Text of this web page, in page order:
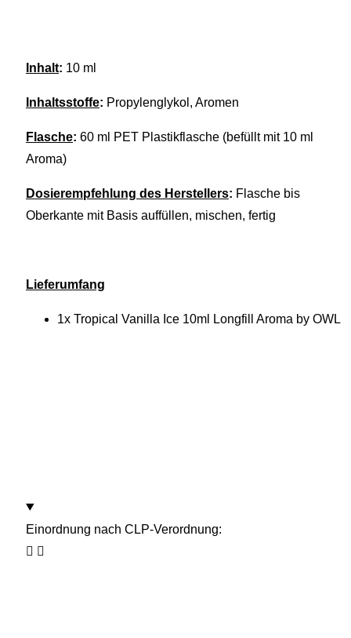
Inhalt: 10 ml
Inhaltsstoffe: Propylenglykol, Aromen
Flasche: 60 ml PET Plastikflasche (befüllt mit 10 ml
Aroma)
Dosierempfehlung des Herstellers: Flasche bis
Oberkante mit Basis auffüllen, mischen, fertig
Lieferumfang
1x Tropical Vanilla Ice 10ml Longfill Aroma by OWL
Einordnung nach CLP-Verordnung: